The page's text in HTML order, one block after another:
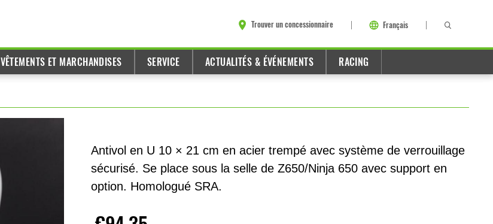
Trouver un concessionnaire Français
VÊTEMENTS ET MARCHANDISES SERVICE ACTUALITÉS & ÉVÉNEMENTS RACING
Antivol en U 10 × 21 cm en acier trempé avec système de verrouillage
sécurisé. Se place sous la selle de Z650/Ninja 650 avec support en
option. Homologué SRA.